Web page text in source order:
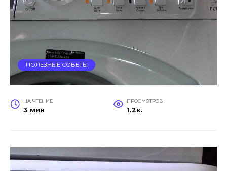
ПОЛЕЗНЫЕ СОВЕТЫ
НА ЧТЕНИЕ
3 мин
ПРОСМОТРОВ
1.2к.